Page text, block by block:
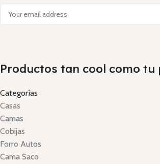
Productos tan cool como tu
Categorías
Casas
Camas
Cobijas
Forro Autos
Cama Saco